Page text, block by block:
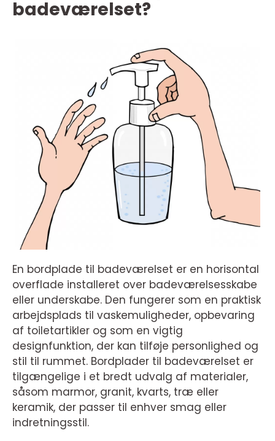
badeværelset?
En bordplade til badeværelset er en horisontal
overflade installeret over badeværelsesskabe
eller underskabe. Den fungerer som en praktisk
arbejdsplads til vaskemuligheder, opbevaring
af toiletartikler og som en vigtig
designfunktion, der kan tilføje personlighed og
stil til rummet. Bordplader til badeværelset er
tilgængelige i et bredt udvalg af materialer,
såsom marmor, granit, kvarts, træ eller
keramik, der passer til enhver smag eller
indretningsstil.